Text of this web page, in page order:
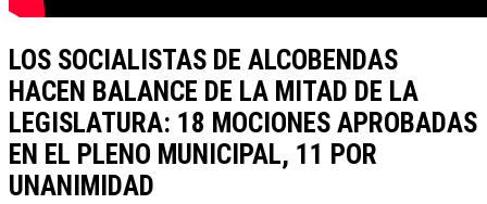
LOS SOCIALISTAS DE ALCOBENDAS
HACEN BALANCE DE LA MITAD DE LA
LEGISLATURA: 18 MOCIONES APROBADAS
EN EL PLENO MUNICIPAL, 11 POR
UNANIMIDAD